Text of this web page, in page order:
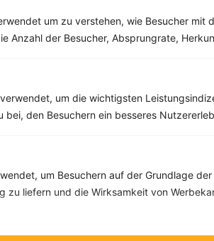
um zu verstehen, wie Besucher mit
Anzahl der Besucher, Absprungrate,
um die wichtigsten
bei, den Besuchern ein besseres
um Besuchern auf der Grundlage
zu liefern und die Wirksamkeit von
Fett:6 g
Kohlehydrate:24 g